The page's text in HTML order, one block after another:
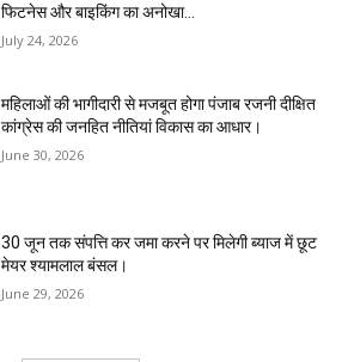
फिटनेस और बाइकिंग का अनोखा...
July 24, 2026
महिलाओं की भागीदारी से मजबूत होगा पंजाब रजनी दीक्षित
कांग्रेस की जनहित नीतियां विकास का आधार।
June 30, 2026
30 जून तक संपत्ति कर जमा करने पर मिलेगी ब्याज में छूट
मेयर श्यामलाल बंसल।
June 29, 2026